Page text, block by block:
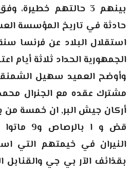
بينهم 3 حالتهم
حادثة في تاريخ المؤسسة
الجمهورية الحداد ثلاثة أيام
وأوضح العميد سهيل
مشترك عقده مع الجنرال
أركان جيش البر, ان خمسة من
قض و ا
النيران في خيمتهم التي
بقذائف الآر بي جي والقنابل